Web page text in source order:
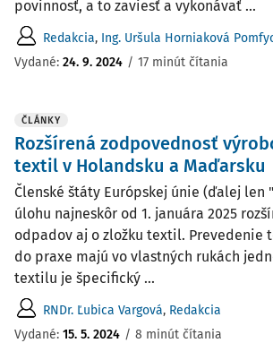
povinnosť, a to zaviesť a vykonávať ...
Redakcia, Ing. Uršula Horniaková
Vydané: 24. 9. 2024 / 17 minút čítania
ČLÁNKY
Rozšírená zodpovednosť
textil v Holandsku a Maďarsku
Členské štáty Európskej únie (ďalej len
úlohu najneskôr od 1. januára 2025
odpadov aj o zložku textil. Prevedenie
do praxe majú vo vlastných rukách
textilu je špecifický ...
RNDr. Ľubica Vargová, Redakcia
Vydané: 15. 5. 2024 / 8 minút čítania